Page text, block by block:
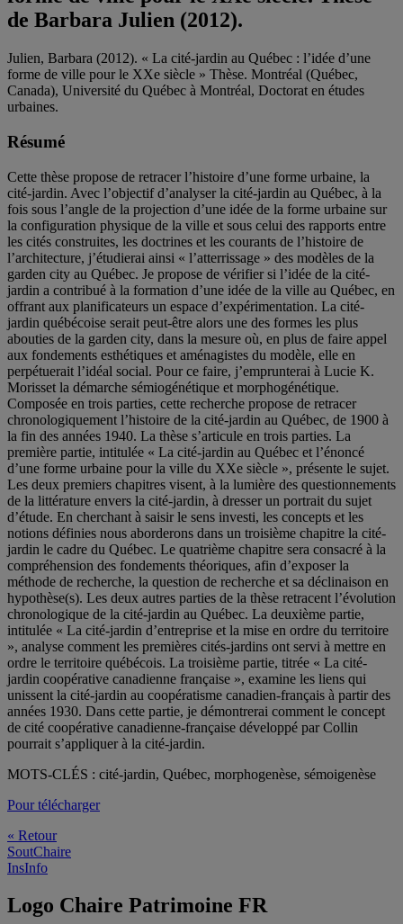
de Barbara Julien (2012).
Julien, Barbara (2012). « La cité-jardin au Québec : l’idée d’une
forme de ville pour le XXe siècle » Thèse. Montréal (Québec,
Canada), Université du Québec à Montréal, Doctorat en études
urbaines.
Résumé
Cette thèse propose de retracer l’histoire d’une forme urbaine, la
cité-jardin. Avec l’objectif d’analyser la cité-jardin au Québec, à la
fois sous l’angle de la projection d’une idée de la forme urbaine sur
la configuration physique de la ville et sous celui des rapports entre
les cités construites, les doctrines et les courants de l’histoire de
l’architecture, j’étudierai ainsi « l’atterrissage » des modèles de la
garden city au Québec. Je propose de vérifier si l’idée de la cité-
jardin a contribué à la formation d’une idée de la ville au Québec, en
offrant aux planificateurs un espace d’expérimentation. La cité-
jardin québécoise serait peut-être alors une des formes les plus
abouties de la garden city, dans la mesure où, en plus de faire appel
aux fondements esthétiques et aménagistes du modèle, elle en
perpétuerait l’idéal social. Pour ce faire, j’emprunterai à Lucie K.
Morisset la démarche sémiogénétique et morphogénétique.
Composée en trois parties, cette recherche propose de retracer
chronologiquement l’histoire de la cité-jardin au Québec, de 1900 à
la fin des années 1940. La thèse s’articule en trois parties. La
première partie, intitulée « La cité-jardin au Québec et l’énoncé
d’une forme urbaine pour la ville du XXe siècle », présente le sujet.
Les deux premiers chapitres visent, à la lumière des questionnements
de la littérature envers la cité-jardin, à dresser un portrait du sujet
d’étude. En cherchant à saisir le sens investi, les concepts et les
notions définies nous aborderons dans un troisième chapitre la cité-
jardin le cadre du Québec. Le quatrième chapitre sera consacré à la
compréhension des fondements théoriques, afin d’exposer la
méthode de recherche, la question de recherche et sa déclinaison en
hypothèse(s). Les deux autres parties de la thèse retracent l’évolution
chronologique de la cité-jardin au Québec. La deuxième partie,
intitulée « La cité-jardin d’entreprise et la mise en ordre du territoire
», analyse comment les premières cités-jardins ont servi à mettre en
ordre le territoire québécois. La troisième partie, titrée « La cité-
jardin coopérative canadienne française », examine les liens qui
unissent la cité-jardin au coopératisme canadien-français à partir des
années 1930. Dans cette partie, je démontrerai comment le concept
de cité coopérative canadienne-française développé par Collin
pourrait s’appliquer à la cité-jardin.
MOTS-CLÉS : cité-jardin, Québec, morphogenèse, sémoigenèse
Pour télécharger
« Retour
SoutChaire
InsInfo
Logo Chaire Patrimoine FR